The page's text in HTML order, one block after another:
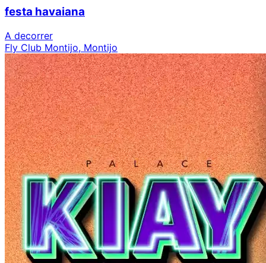
festa havaiana
A decorrer
Fly Club Montijo, Montijo